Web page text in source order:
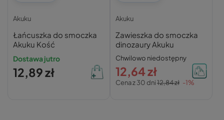
Akuku
Łańcuszka do smoczka
Akuku Kość
Dostawa jutro
12,89 zł
Akuku
Zawieszka do smoczka
dinozaury Akuku
Chwilowo niedostępny
Cena z 30 dni12,84 zł -1%
12,64 zł